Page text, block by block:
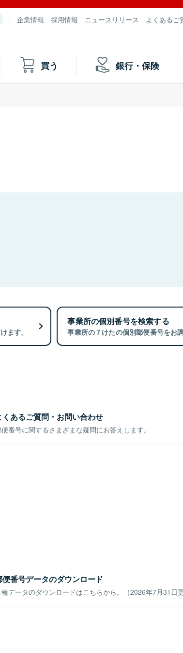
企業情報 採用情報 ニュースリリース よくあるご
買う 銀行・保険
ます。
事業所の個別番号を検索する
事業所の７けたの個別郵便番号をお調
くあるご質問・お問い合わせ
番号に関するさまざまな疑問にお答えします。
便番号データのダウンロード
データのダウンロードはこちらから。（2026年7月31日更